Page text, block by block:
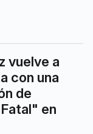
vuelve a
con una
de
en